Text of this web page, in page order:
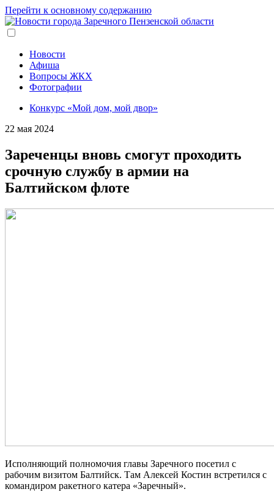
Перейти к основному содержанию
Новости
Афиша
Вопросы ЖКХ
Фотографии
Конкурс «Мой дом, мой двор»
22 мая 2024
Зареченцы вновь смогут проходить
срочную службу в армии на
Балтийском флоте
Исполняющий полномочия главы Заречного посетил с
рабочим визитом Балтийск. Там Алексей Костин встретился с
командиром ракетного катера «Заречный».